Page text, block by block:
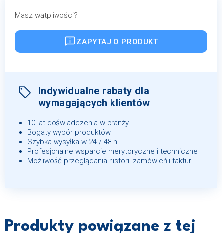
Masz wątpliwości?
ZAPYTAJ O PRODUKT
Indywidualne rabaty dla
wymagających klientów
10 lat doświadczenia w branży
Bogaty wybór produktów
Szybka wysyłka w 24 / 48 h
Profesjonalne wsparcie merytoryczne i techniczne
Możliwość przeglądania historii zamówień i faktur
Produkty powiązane z tej